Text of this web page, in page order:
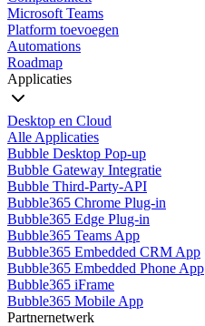
Microsoft Teams
Platform toevoegen
Automations
Roadmap
Applicaties
Desktop en Cloud
Alle Applicaties
Bubble Desktop Pop-up
Bubble Gateway Integratie
Bubble Third-Party-API
Bubble365 Chrome Plug-in
Bubble365 Edge Plug-in
Bubble365 Teams App
Bubble365 Embedded CRM App
Bubble365 Embedded Phone App
Bubble365 iFrame
Bubble365 Mobile App
Partnernetwerk